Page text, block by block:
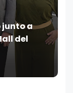
junto a
del